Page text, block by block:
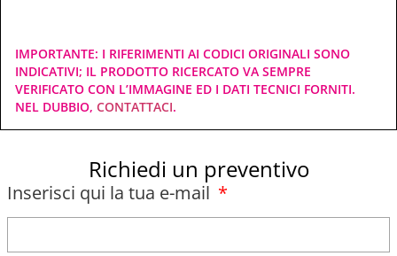
IMPORTANTE: I RIFERIMENTI AI CODICI ORIGINALI SONO
INDICATIVI; IL PRODOTTO RICERCATO VA SEMPRE
VERIFICATO CON L’IMMAGINE ED I DATI TECNICI FORNITI.
NEL DUBBIO, CONTATTACI.
Richiedi un preventivo
Inserisci qui la tua e-mail